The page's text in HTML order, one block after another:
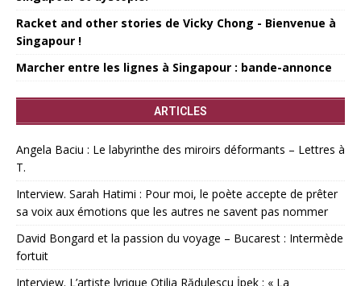
Racket and other stories de Vicky Chong - Bienvenue à
Singapour !
Marcher entre les lignes à Singapour : bande-annonce
ARTICLES
Angela Baciu : Le labyrinthe des miroirs déformants – Lettres à
T.
Interview. Sarah Hatimi : Pour moi, le poète accepte de prêter
sa voix aux émotions que les autres ne savent pas nommer
David Bongard et la passion du voyage – Bucarest : Intermède
fortuit
Interview. L’artiste lyrique Otilia Rădulescu İpek : « La